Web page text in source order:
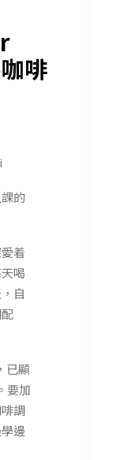
啡
的
着
喝
自
已顯
要加
調
邊